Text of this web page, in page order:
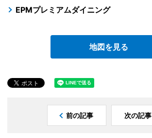
EPMプレミアムダイニング
地図を見る
前の記事 次の記事